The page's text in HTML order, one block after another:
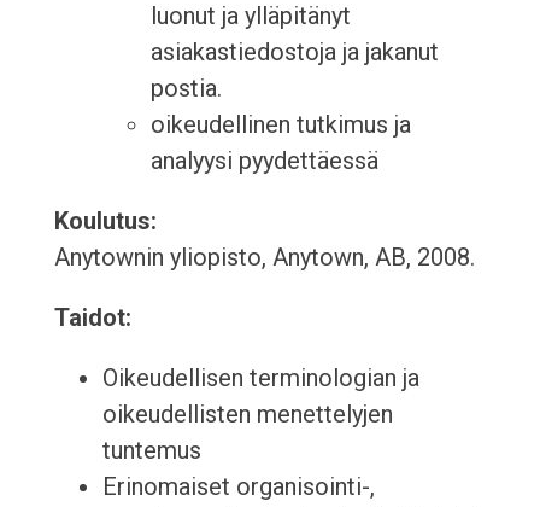
luonut ja ylläpitänyt
asiakastiedostoja ja jakanut
postia.
oikeudellinen tutkimus ja
analyysi pyydettäessä
Koulutus:
Anytownin yliopisto, Anytown, AB, 2008.
Taidot:
Oikeudellisen terminologian ja
oikeudellisten menettelyjen
tuntemus
Erinomaiset organisointi-,